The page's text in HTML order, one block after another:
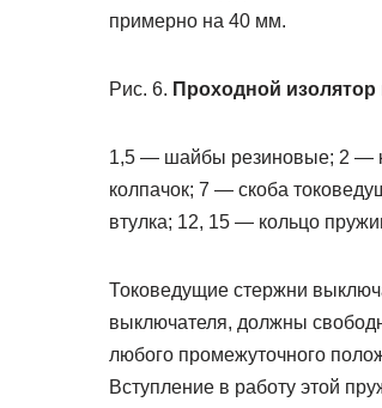
примерно на 40 мм.
Рис. 6. Проходной
1,5 — шайбы резиновые; 2 —
колпачок; 7 — скоба
втулка; 12, 15 — кольцо
Токоведущие стержни
выключателя, должны
любого промежуточного
Вступление в работу этой